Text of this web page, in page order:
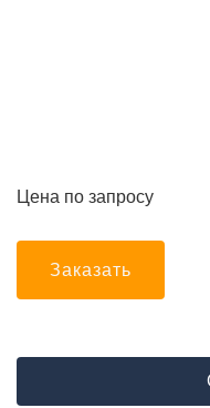
Цена по запросу
Заказать